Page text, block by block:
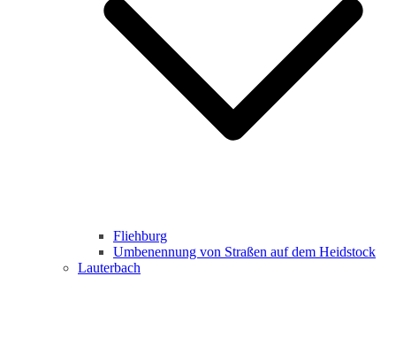
Fliehburg
Umbenennung von Straßen auf dem Heidstock
Lauterbach